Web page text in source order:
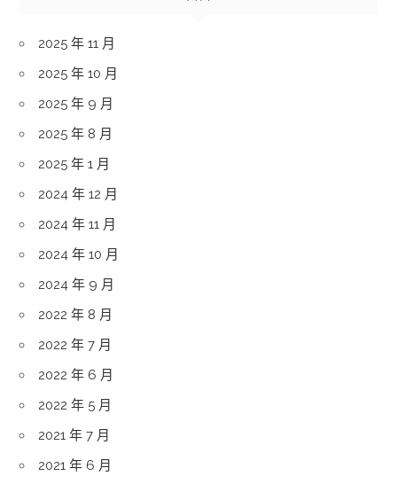
2025 年 11 月
2025 年 10 月
2025 年 9 月
2025 年 8 月
2025 年 1 月
2024 年 12 月
2024 年 11 月
2024 年 10 月
2024 年 9 月
2022 年 8 月
2022 年 7 月
2022 年 6 月
2022 年 5 月
2021 年 7 月
2021 年 6 月